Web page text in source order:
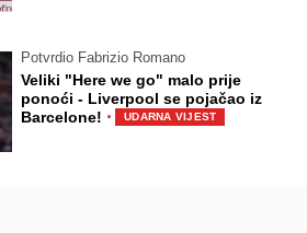
Potvrdio Fabrizio Romano
Veliki "Here we go" malo prije
ponoći - Liverpool se pojačao iz
Barcelone! · UDARNA VIJEST